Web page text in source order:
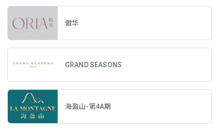
傲华
GRAND SEASONS
海盈山-第4A期